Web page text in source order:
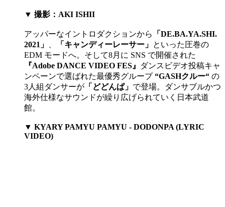
▼ 撮影：AKI ISHII
アッパーなイントロダクションから
「DE.BA.YA.SHI.
2021」
「キャンディーレーサー」 といった圧巻の
EDM モードへ。そして8月に SNS で開催された
『Adobe DANCE VIDEO FES』
ダンスビデオ投稿キャ
ンペーンで選ばれた最優秀グループ“GASHクルー“ の
3人組ダンサーが 「どどんぱ」 で登場。ダンサブルかつ
海外仕様なサウンドが繰り広げられていく日本武道
館。
▼ KYARY PAMYU PAMYU - DODONPA (LYRIC
VIDEO)​